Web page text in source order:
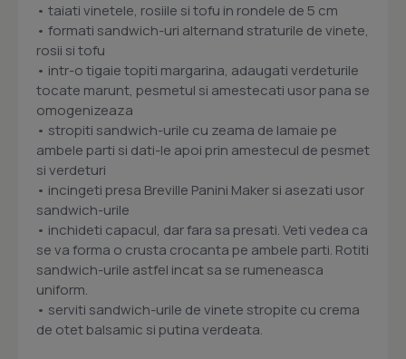
• taiati vinetele, rosiile si tofu in rondele de 5 cm
• formati sandwich-uri alternand straturile de vinete,
rosii si tofu
• intr-o tigaie topiti margarina, adaugati verdeturile
tocate marunt, pesmetul si amestecati usor pana se
omogenizeaza
• stropiti sandwich-urile cu zeama de lamaie pe
ambele parti si dati-le apoi prin amestecul de pesmet
si verdeturi
• incingeti presa Breville Panini Maker si asezati usor
sandwich-urile
• inchideti capacul, dar fara sa presati. Veti vedea ca
se va forma o crusta crocanta pe ambele parti. Rotiti
sandwich-urile astfel incat sa se rumeneasca
uniform.
• serviti sandwich-urile de vinete stropite cu crema
de otet balsamic si putina verdeata.